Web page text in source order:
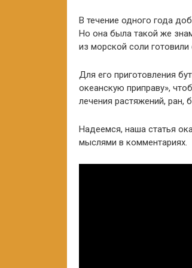
В течение одного года
Но она была такой же
из морской соли
Для его приготовления
океанскую приправу»,
лечения растяжений, ран,
Надеемся, наша статья
мыслями в комментариях.